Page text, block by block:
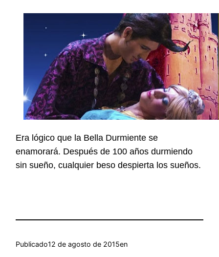
Era lógico que la Bella Durmiente se
enamorará. Después de 100 años durmiendo
sin sueño, cualquier beso despierta los sueños.
Publicado12 de agosto de 2015en